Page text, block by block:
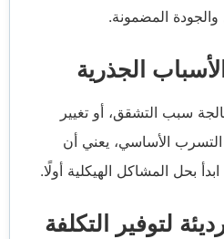
والجودة المضمونة.
سبب التشقق، أو تغيير
الأساسي، يعني أن
بحل المشاكل الهيكلية أولًا.